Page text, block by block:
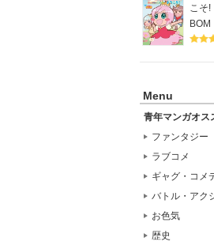
こそ!
BOM
Menu
青年マンガオス
ファンタジー
ラブコメ
ギャグ・コメ
バトル・アク
お色気
歴史